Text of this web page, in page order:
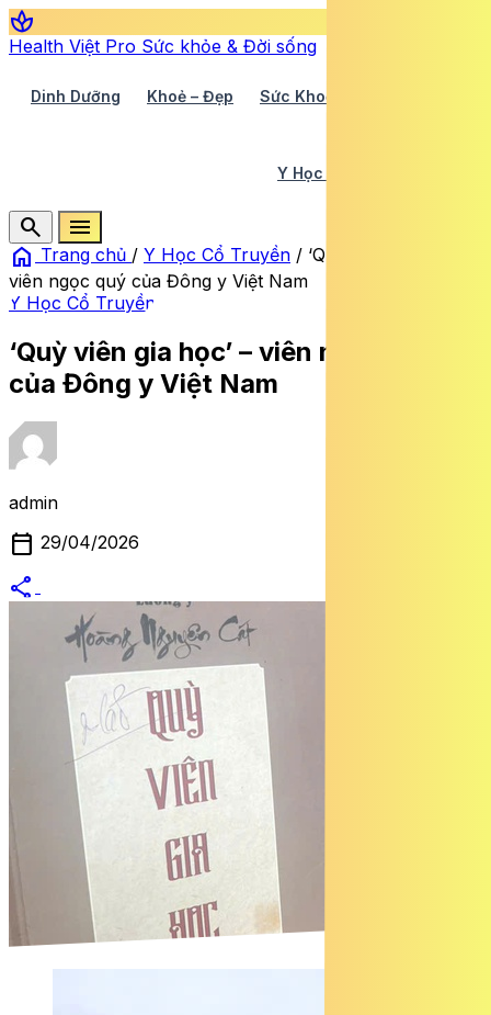
spa
Health Việt Pro Sức khỏe & Đời sống
Dinh Dưỡng Khoẻ – Đẹp Sức Khoẻ TV
Y Học Cổ Truyền
search
menu
home Trang chủ / Y Học Cổ Truyền / ‘Quỳ viên gia học’ –
viên ngọc quý của Đông y Việt Nam
Y Học Cổ Truyền
‘Quỳ viên gia học’ – viên ngọc quý
của Đông y Việt Nam
admin
calendar_today 29/04/2026
share